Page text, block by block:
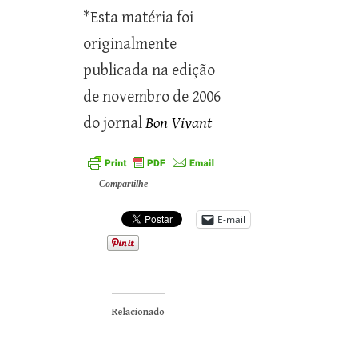
*Esta matéria foi
originalmente
publicada na edição
de novembro de 2006
do jornalBon Vivant
Compartilhe
E-mail
Relacionado